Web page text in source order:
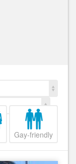
Gay-friendly